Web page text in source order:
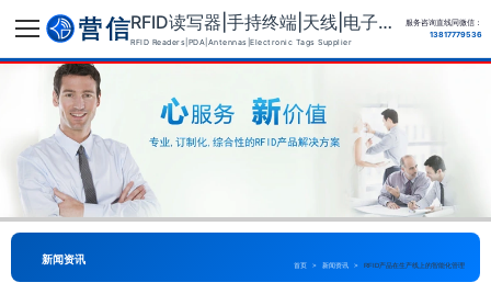
RFID读写器|手持终端|天线|电子标签供应商
RFID Readers|PDA|Antennas|Electronic Tags Supplier
服务咨询直线同微信：
13817779536
新闻资讯 首页 > 新闻资讯 > RFID产品在生产线上的智能化管理